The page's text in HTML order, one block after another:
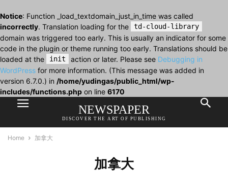
Notice: Function _load_textdomain_just_in_time was called
incorrectly. Translation loading for the td-cloud-library
domain was triggered too early. This is usually an indicator for some
code in the plugin or theme running too early. Translations should be
loaded at the
init action or later. Please see Debugging in
WordPress for more information. (This message was added in
version 6.7.0.) in /home/yudingas/public_html/wp-
includes/functions.php on line 6170
NEWSPAPER
DISCOVER THE ART OF PUBLISHING
Home 加拿大
加拿大